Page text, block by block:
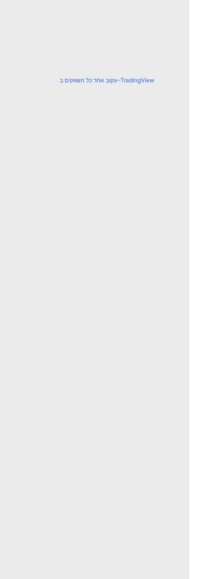
עקוב אחר כל השווקים ב-TradingView